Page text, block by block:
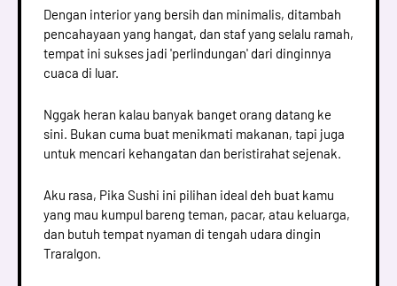
Dengan interior yang bersih dan minimalis, ditambah
pencahayaan yang hangat, dan staf yang selalu ramah,
tempat ini sukses jadi 'perlindungan' dari dinginnya
cuaca di luar.
Nggak heran kalau banyak banget orang datang ke
sini. Bukan cuma buat menikmati makanan, tapi juga
untuk mencari kehangatan dan beristirahat sejenak.
Aku rasa, Pika Sushi ini pilihan ideal deh buat kamu
yang mau kumpul bareng teman, pacar, atau keluarga,
dan butuh tempat nyaman di tengah udara dingin
Traralgon.